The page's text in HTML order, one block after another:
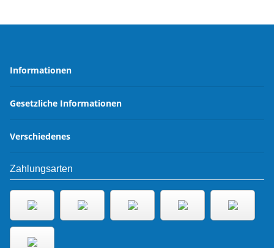
Informationen
Gesetzliche Informationen
Verschiedenes
Zahlungsarten